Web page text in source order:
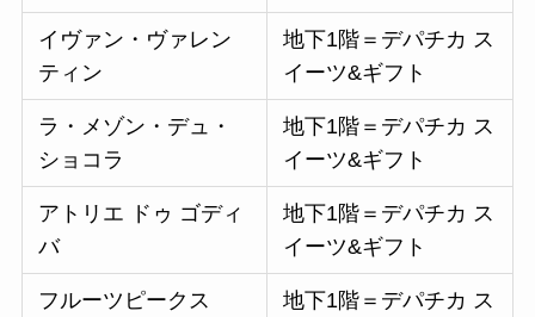
イヴァン・ヴァレン
ティン
地下1階＝デパチカ ス
イーツ&ギフト
ラ・メゾン・デュ・
ショコラ
地下1階＝デパチカ ス
イーツ&ギフト
アトリエ ドゥ ゴディ
バ
地下1階＝デパチカ ス
イーツ&ギフト
フルーツピークス
地下1階＝デパチカ ス